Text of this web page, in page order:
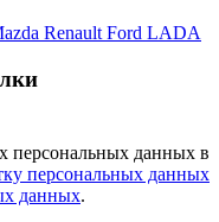
Renault Ford LADA
персональных данных в
персональных данных
данных.